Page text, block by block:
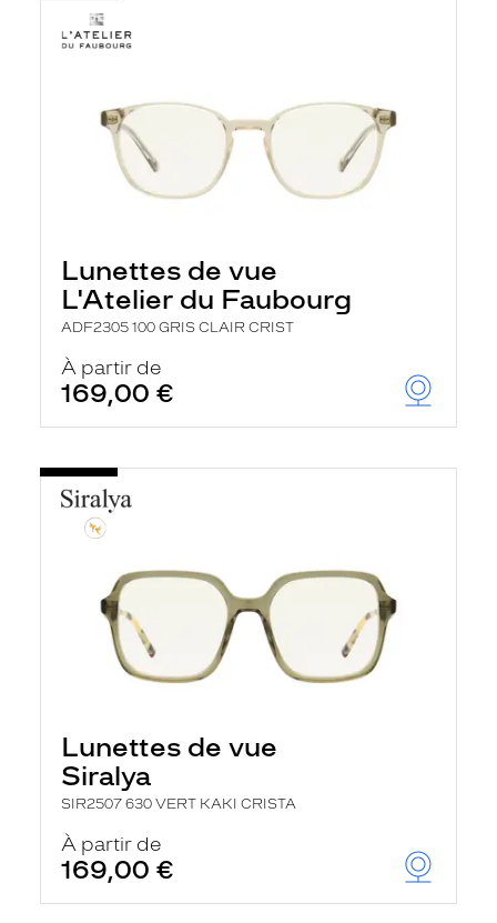
Lunettes de vue
L'Atelier du Faubourg
ADF2305 100 GRIS CLAIR CRIST
À partir de
169,00 €
Lunettes de vue
Siralya
SIR2507 630 VERT KAKI CRISTA
À partir de
169,00 €